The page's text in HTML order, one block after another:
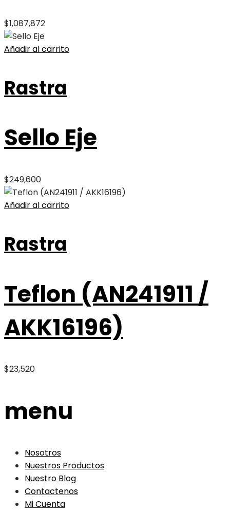
$1,087,872
Añadir al carrito
Rastra
Sello Eje
$249,600
Añadir al carrito
Rastra
Teflon (AN241911 /
AKK16196)
$23,520
menu
Nosotros
Nuestros Productos
Nuestro Blog
Contactenos
Mi Cuenta